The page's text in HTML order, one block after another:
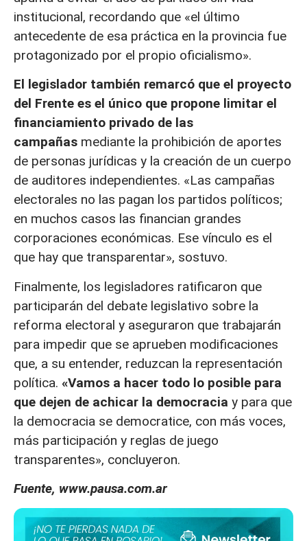
institucional, recordando que «el último
antecedente de esa práctica en la provincia fue
protagonizado por el propio oficialismo».
El legislador también remarcó que el proyecto
del Frente es el único que propone limitar el
financiamiento privado de las
campañas mediante la prohibición de aportes
de personas jurídicas y la creación de un cuerpo
de auditores independientes. «Las campañas
electorales no las pagan los partidos políticos;
en muchos casos las financian grandes
corporaciones económicas. Ese vínculo es el
que hay que transparentar», sostuvo.
Finalmente, los legisladores ratificaron que
participarán del debate legislativo sobre la
reforma electoral y aseguraron que trabajarán
para impedir que se aprueben modificaciones
que, a su entender, reduzcan la representación
política. «Vamos a hacer todo lo posible para
que dejen de achicar la democracia y para que
la democracia se democratice, con más voces,
más participación y reglas de juego
transparentes», concluyeron.
Fuente, www.pausa.com.ar